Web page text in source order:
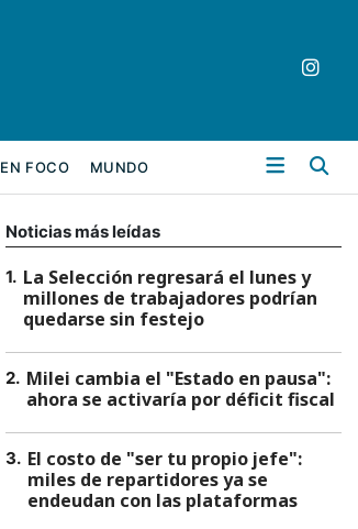
EN FOCO MUNDO
Noticias más leídas
1. La Selección regresará el lunes y
millones de trabajadores podrían
quedarse sin festejo
2. Milei cambia el "Estado en pausa":
ahora se activaría por déficit fiscal
3. El costo de "ser tu propio jefe":
miles de repartidores ya se
endeudan con las plataformas